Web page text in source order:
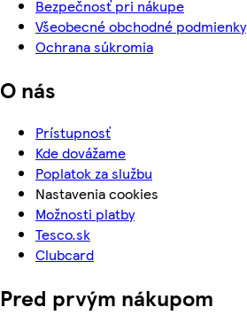
Bezpečnosť pri nákupe
Všeobecné obchodné podmienky
Ochrana súkromia
O nás
Prístupnosť
Kde dovážame
Poplatok za službu
Nastavenia cookies
Možnosti platby
Tesco.sk
Clubcard
Pred prvým nákupom